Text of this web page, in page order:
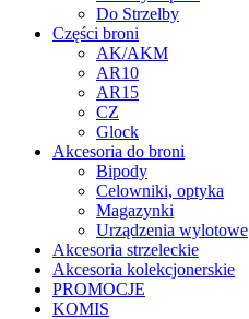
Do Strzelby
Części broni
AK/AKM
AR10
AR15
CZ
Glock
Akcesoria do broni
Bipody
Celowniki, optyka
Magazynki
Urządzenia wylotowe
Akcesoria strzeleckie
Akcesoria kolekcjonerskie
PROMOCJE
KOMIS